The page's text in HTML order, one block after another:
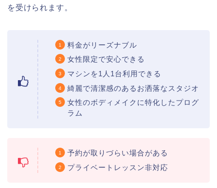
を受けられます。
料金がリーズナブル
女性限定で安心できる
マシンを1人1台利用できる
綺麗で清潔感のあるお洒落なスタジオ
女性のボディメイクに特化したプログ
ラム
予約が取りづらい場合がある
プライベートレッスン非対応